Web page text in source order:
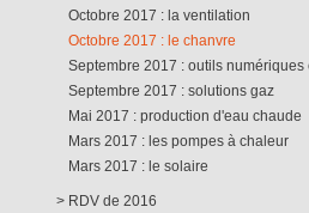
Octobre 2017 : la ventilation
Octobre 2017 : le chanvre
Septembre 2017 : outils numériques
Septembre 2017 : solutions gaz
Mai 2017 : production d'eau chaude
Mars 2017 : les pompes à chaleur
Mars 2017 : le solaire
RDV de 2016